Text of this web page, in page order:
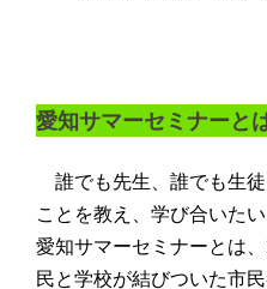
愛知サマーセミナーと
誰でも先生、誰でも生
ことを教え、学び合いた
愛知サマーセミナーとは
民と学校が結びついた市